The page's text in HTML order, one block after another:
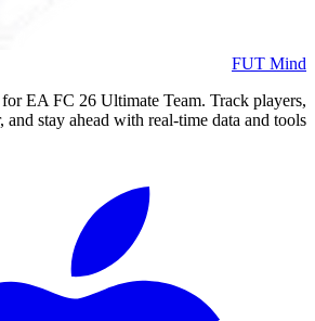
FUT Mind
EA FC 26 Ultimate Team. Track players,
stay ahead with real-time data and tools.